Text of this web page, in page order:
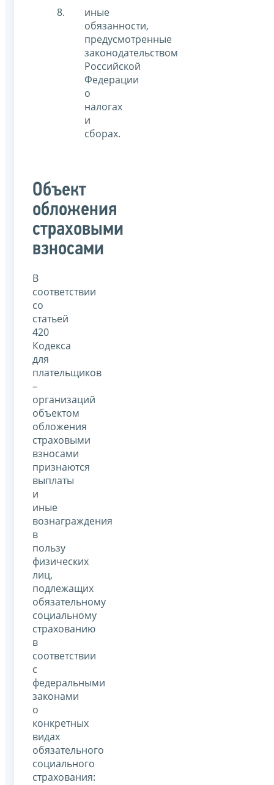
иные
обязанности,
предусмотренные
законодательством
Российской
Федерации
о
налогах
и
сборах.
Объект
обложения
страховыми
взносами
В
соответствии
со
статьей
420
Кодекса
для
плательщиков
–
организаций
объектом
обложения
страховыми
взносами
признаются
выплаты
и
иные
вознаграждения
в
пользу
физических
лиц,
подлежащих
обязательному
социальному
страхованию
в
соответствии
с
федеральными
законами
о
конкретных
видах
обязательного
социального
страхования: